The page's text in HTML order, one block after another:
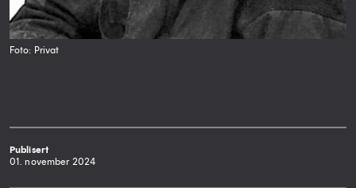
Foto: Privat
Publisert
01. november 2024